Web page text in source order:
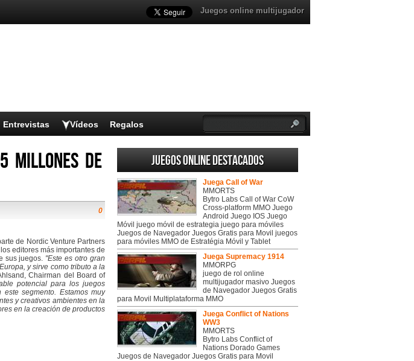
Juegos online multijugador
Entrevistas Vídeos Regalos
millones de
0
de Nordic Venture Partners
editores más importantes de
sus juegos. "Este es otro gran
y sirve como tributo a la
Chairman del Board of
potencial para los juegos
segmento. Estamos muy
y creativos ambientes en la
en la creación de productos
Juegos online destacados
Juega Call of War
MMORTS
Bytro Labs Call of War CoW
Cross-platform MMO Juego
Android Juego IOS Juego
Móvil juego móvil de estrategia juego para móviles
Juegos de Navegador Juegos Gratis para Movil juegos
para móviles MMO de Estratégia Móvil y Tablet
Juega Supremacy 1914
MMORPG
juego de rol online
multijugador masivo Juegos
de Navegador Juegos Gratis
para Movil Multiplataforma MMO
Juega Conflict of Nations
WW3
MMORTS
Bytro Labs Conflict of
Nations Dorado Games
Juegos de Navegador Juegos Gratis para Movil